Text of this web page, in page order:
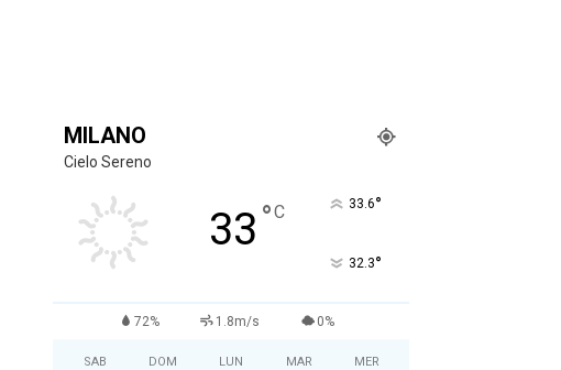
MILANO
Cielo Sereno
33 °C 33.6°
32.3°
72% 1.8m/s 0%
SAB DOM LUN MAR MER